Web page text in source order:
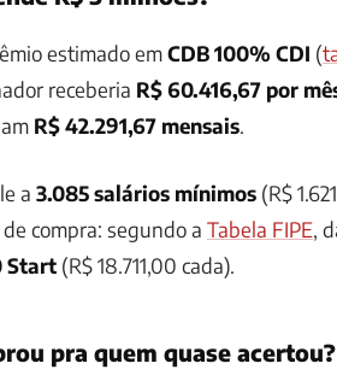
estimado emCDB 100% CDI (
receberia R$ 60.416,67 por
R$ 42.291,67 mensais.
a 3.085 salários mínimos (R$
compra: segundo a Tabela FIPE,
Start (R$ 18.711,00 cada).
pra quem quase acertou?